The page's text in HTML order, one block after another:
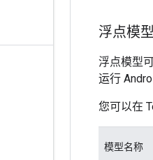
浮点模型
浮点模型
运行
您可以在
模型名称